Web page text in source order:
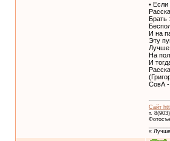
• Если
Брать
И на
Эту
Лучше
На
И
СовА -
Сайт
т.
«